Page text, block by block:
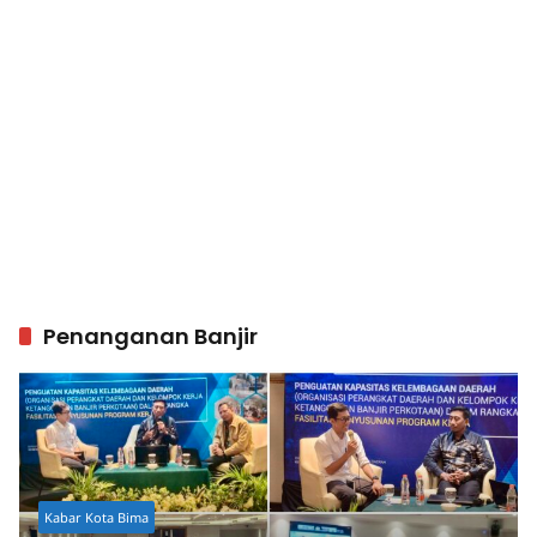
Penanganan Banjir
Kabar Kota Bima